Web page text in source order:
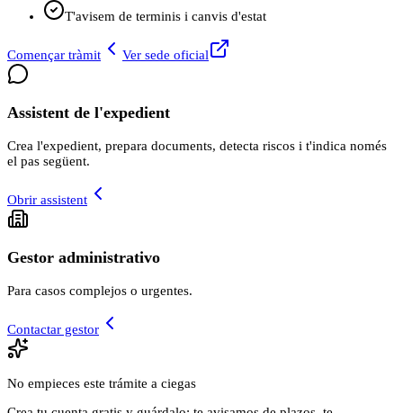
T'avisem de terminis i canvis d'estat
Començar tràmit Ver sede oficial
Assistent de l'expedient
Crea l'expedient, prepara documents, detecta riscos i t'indica només
el pas següent.
Obrir assistent
Gestor administrativo
Para casos complejos o urgentes.
Contactar gestor
No empieces este trámite a ciegas